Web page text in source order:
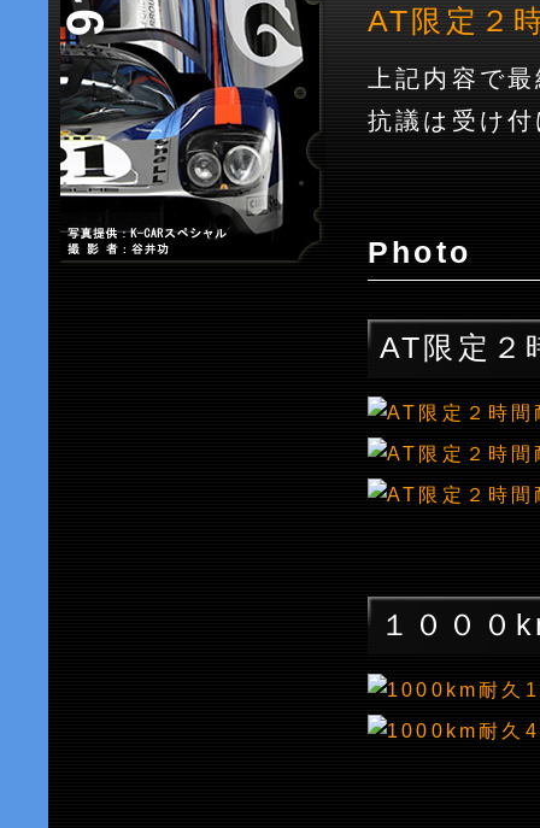
AT限定２
上記内容で
抗議は受け
Photo
AT限定２
１０００